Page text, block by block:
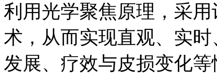
利用光学聚焦原理，采
术，从而实现直观、实
发展、疗效与皮损变化